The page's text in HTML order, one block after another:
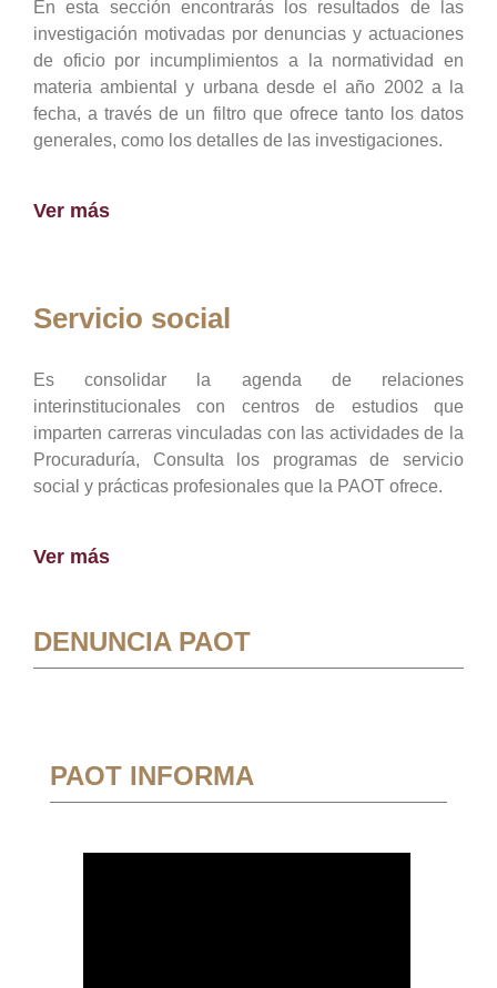
En esta sección encontrarás los resultados de las
investigación motivadas por denuncias y actuaciones
de oficio por incumplimientos a la normatividad en
materia ambiental y urbana desde el año 2002 a la
fecha, a través de un filtro que ofrece tanto los datos
generales, como los detalles de las investigaciones.
Ver más
Servicio social
Es consolidar la agenda de relaciones
interinstitucionales con centros de estudios que
imparten carreras vinculadas con las actividades de la
Procuraduría, Consulta los programas de servicio
social y prácticas profesionales que la PAOT ofrece.
Ver más
DENUNCIA PAOT
PAOT INFORMA